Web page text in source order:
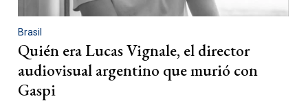
Brasil
Quién era Lucas Vignale, el director
audiovisual argentino que murió con
Gaspi